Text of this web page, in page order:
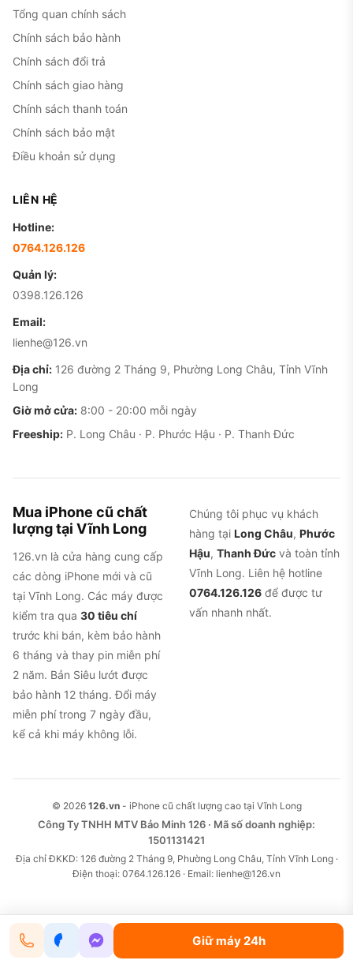
Giữ máy 24h
Tổng quan chính sách
Chính sách bảo hành
Chính sách đổi trả
Chính sách giao hàng
Chính sách thanh toán
Chính sách bảo mật
Điều khoản sử dụng
LIÊN HỆ
Hotline:
0764.126.126
Quản lý:
0398.126.126
Email:
lienhe@126.vn
Địa chỉ: 126 đường 2 Tháng 9, Phường Long Châu, Tỉnh Vĩnh
Long
Giờ mở cửa: 8:00 - 20:00 mỗi ngày
Freeship: P. Long Châu · P. Phước Hậu · P. Thanh Đức
Mua iPhone cũ chất
lượng tại Vĩnh Long
126.vn là cửa hàng cung cấp
các dòng iPhone mới và cũ
tại Vĩnh Long. Các máy được
kiểm tra qua 30 tiêu chí
trước khi bán, kèm bảo hành
6 tháng và thay pin miễn phí
2 năm. Bản Siêu lướt được
bảo hành 12 tháng. Đổi máy
miễn phí trong 7 ngày đầu,
kể cả khi máy không lỗi.
Chúng tôi phục vụ khách
hàng tại Long Châu, Phước
Hậu, Thanh Đức và toàn tỉnh
Vĩnh Long. Liên hệ hotline
0764.126.126 để được tư
vấn nhanh nhất.
© 2026 126.vn- iPhone cũ chất lượng cao tại Vĩnh Long
Công Ty TNHH MTV Bảo Minh 126 · Mã số doanh nghiệp:
1501131421
Địa chỉ ĐKKD: 126 đường 2 Tháng 9, Phường Long Châu, Tỉnh Vĩnh Long ·
Điện thoại: 0764.126.126 · Email: lienhe@126.vn